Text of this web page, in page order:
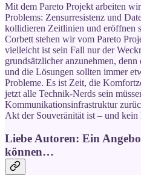
Mit dem Pareto Projekt arbeiten
Problems: Zensurresistenz und
kollidieren Zeitlinien und eröffnen
Corbett stehen wir vom Pareto
vielleicht ist sein Fall nur der
grundsätzlicher anzunehmen,
und die Lösungen sollten immer
Probleme. Es ist Zeit, die
jetzt alle Technik-Nerds sein
Kommunikationsinfrastruktur
Akt der Souveränität ist – und
Liebe Autoren: Ein
können…